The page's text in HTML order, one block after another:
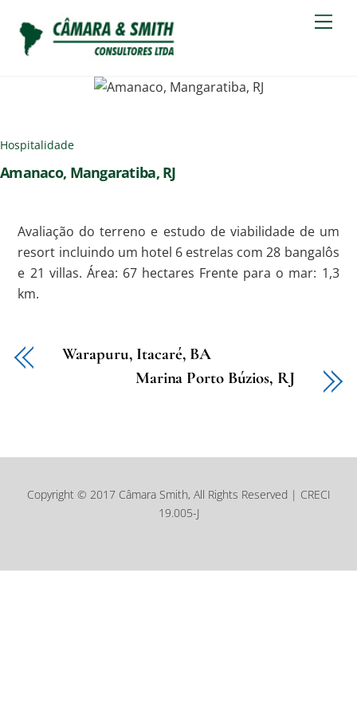
content
Hospitalidade
Amanaco, Mangaratiba, RJ
Avaliação do terreno e estudo de viabilidade de um
resort incluindo um hotel 6 estrelas com 28 bangalôs
e 21 villas. Área: 67 hectares Frente para o mar: 1,3
km.
Warapuru, Itacaré, BA
Marina Porto Búzios, RJ
Copyright © 2017 Câmara Smith, All Rights Reserved | CRECI
19.005-J